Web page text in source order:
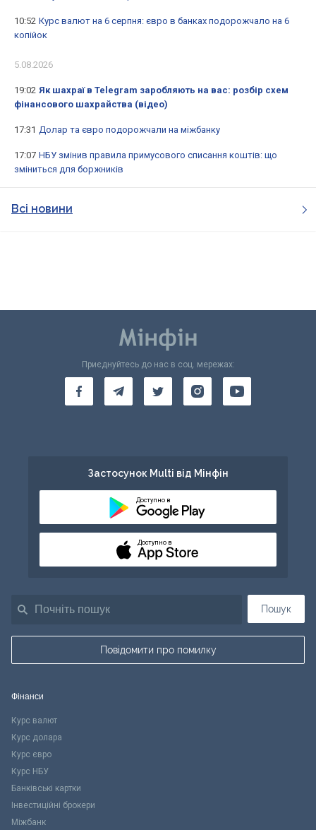
10:52 Курс валют на 6 серпня: євро в банках подорожчало на 6
копійок
5.08.2026
19:02 Як шахраї в Telegram заробляють на вас: розбір схем
фінансового шахрайства (відео)
17:31 Долар та євро подорожчали на міжбанку
17:07 НБУ змінив правила примусового списання коштів: що
зміниться для боржників
Всі новини
Пошук
Повідомити про помилку
Приєднуйтесь до нас в соц. мережах:
Застосунок Multi від Мінфін
Доступно в
Доступно в
Фінанси
Курс валют
Курс долара
Курс євро
Курс НБУ
Банківські картки
Інвестиційні брокери
Міжбанк